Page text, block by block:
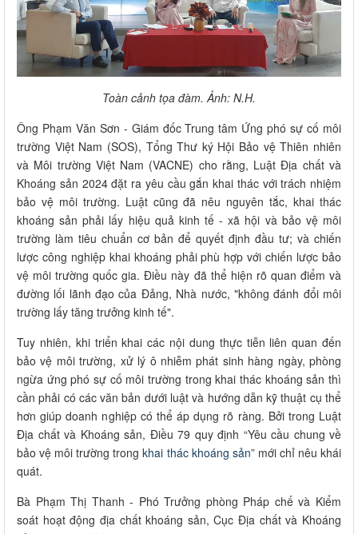
Toàn cảnh tọa đàm. Ảnh: N.H.
Ông Phạm Văn Sơn - Giám đốc Trung tâm Ứng phó sự cố môi
trường Việt Nam (SOS), Tổng Thư ký Hội Bảo vệ Thiên nhiên
và Môi trường Việt Nam (VACNE) cho rằng, Luật Địa chất và
Khoáng sản 2024 đặt ra yêu cầu gắn khai thác với trách nhiệm
bảo vệ môi trường. Luật cũng đã nêu nguyên tắc, khai thác
khoáng sản phải lấy hiệu quả kinh tế - xã hội và bảo vệ môi
trường làm tiêu chuẩn cơ bản để quyết định đầu tư; và chiến
lược công nghiệp khai khoáng phải phù hợp với chiến lược bảo
vệ môi trường quốc gia. Điều này đã thể hiện rõ quan điểm và
đường lối lãnh đạo của Đảng, Nhà nước, "không đánh đổi môi
trường lấy tăng trưởng kinh tế".
Tuy nhiên, khi triển khai các nội dung thực tiễn liên quan đến
bảo vệ môi trường, xử lý ô nhiễm phát sinh hàng ngày, phòng
ngừa ứng phó sự cố môi trường trong khai thác khoáng sản thì
cần phải có các văn bản dưới luật và hướng dẫn kỹ thuật cụ thể
hơn giúp doanh nghiệp có thể áp dụng rõ ràng. Bởi trong Luật
Địa chất và Khoáng sản, Điều 79 quy định “Yêu cầu chung về
bảo vệ môi trường trongkhai thác khoáng sản” mới chỉ nêu khái
quát.
Bà Phạm Thị Thanh - Phó Trưởng phòng Pháp chế và Kiểm
soát hoạt động địa chất khoáng sản, Cục Địa chất và Khoáng